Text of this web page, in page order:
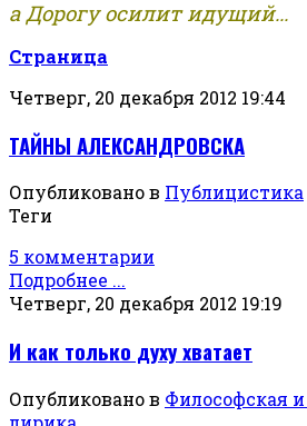
а Дорогу осилит идущий...
Страница
Четверг, 20 декабря 2012 19:44
ТАЙНЫ АЛЕКСАНДРОВСКА
Опубликовано в Публицистика
Теги
5 комментарии
Подробнее ...
Четверг, 20 декабря 2012 19:19
И как только духу хватает
Опубликовано в Философская